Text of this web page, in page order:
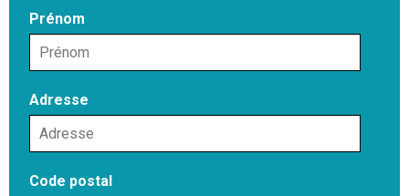
Prénom
Adresse
Code postal